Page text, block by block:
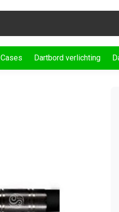
Cases Dartbord verlichting